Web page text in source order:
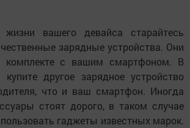
вашего девайса старайтесь
зарядные устройства. Они
с вашим смартфоном. В
другое зарядное устройство
что и ваш смартфон. Иногда
стоят дорого, в таком случае
гаджеты известных марок.